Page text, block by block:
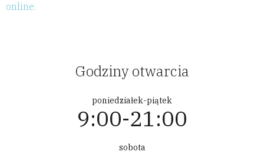
online.
Godziny otwarcia
poniedziałek-piątek
9:00-21:00
sobota